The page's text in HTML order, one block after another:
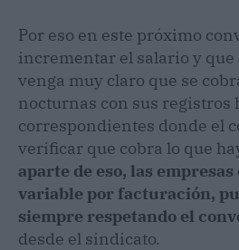
Por eso en este próximo
incrementar el salario y
venga muy claro que se
nocturnas con sus registros
correspondientes donde el
verificar que cobra lo que
aparte de eso, las
variable por facturación,
siempre respetando el
desde el sindicato.